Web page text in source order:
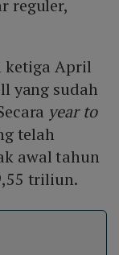
reguler,
ketiga April
yang sudah
year to
telah
awal tahun
triliun.